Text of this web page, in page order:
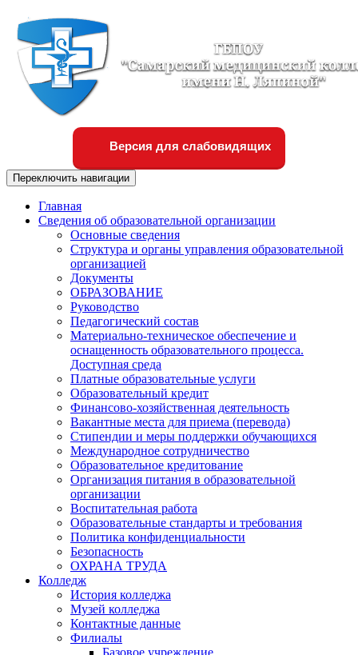
Версия для слабовидящих
Переключить навигации
Главная
Сведения об образовательной организации
Основные сведения
Структура и органы управления образовательной
организацией
Документы
ОБРАЗОВАНИЕ
Руководство
Педагогический состав
Материально-техническое обеспечение и
оснащенность образовательного процесса.
Доступная среда
Платные образовательные услуги
Образовательный кредит
Финансово-хозяйственная деятельность
Вакантные места для приема (перевода)
Стипендии и меры поддержки обучающихся
Международное сотрудничество
Образовательное кредитование
Организация питания в образовательной
организации
Воспитательная работа
Образовательные стандарты и требования
Политика конфиденциальности
Безопасность
ОХРАНА ТРУДА
Колледж
История колледжа
Музей колледжа
Контактные данные
Филиалы
Базовое учреждение